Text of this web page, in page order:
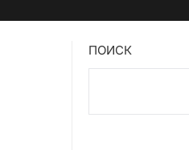
ПОИСК